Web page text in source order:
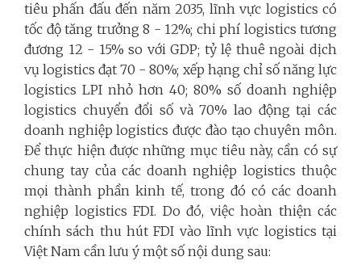
tiêu phấn đấu đến năm 2035, lĩnh vực logistics có
tốc độ tăng trưởng 8 - 12%; chi phí logistics tương
đương 12 - 15% so với GDP; tỷ lệ thuê ngoài dịch
vụ logistics đạt 70 - 80%; xếp hạng chỉ số năng lực
logistics LPI nhỏ hơn 40; 80% số doanh nghiệp
logistics chuyển đổi số và 70% lao động tại các
doanh nghiệp logistics được đào tạo chuyên môn.
Để thực hiện được những mục tiêu này, cần có sự
chung tay của các doanh nghiệp logistics thuộc
mọi thành phần kinh tế, trong đó có các doanh
nghiệp logistics FDI. Do đó, việc hoàn thiện các
chính sách thu hút FDI vào lĩnh vực logistics tại
Việt Nam cần lưu ý một số nội dung sau: